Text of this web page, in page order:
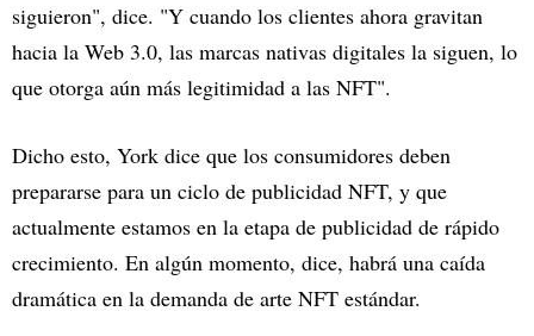
siguieron", dice. "Y cuando los clientes ahora gravitan
hacia la Web 3.0, las marcas nativas digitales la siguen, lo
que otorga aún más legitimidad a las NFT".
Dicho esto, York dice que los consumidores deben
prepararse para un ciclo de publicidad NFT, y que
actualmente estamos en la etapa de publicidad de rápido
crecimiento. En algún momento, dice, habrá una caída
dramática en la demanda de arte NFT estándar.